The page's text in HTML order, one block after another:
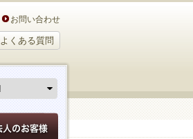
お問い合わせ
よくある質問